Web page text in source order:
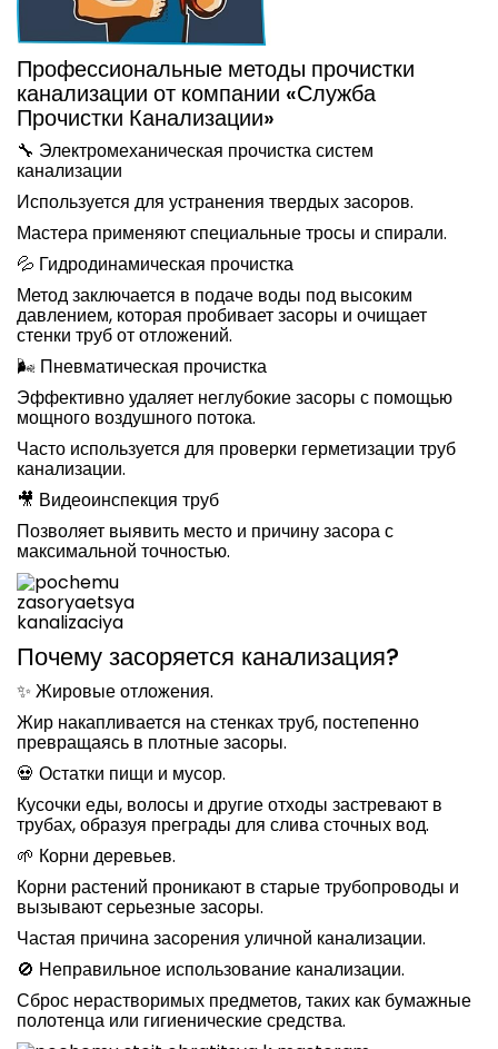
Профессиональные методы прочистки
канализации от компании «Служба
Прочистки Канализации»
🔧 Электромеханическая прочистка систем
канализации
Используется для устранения твердых засоров.
Мастера применяют специальные тросы и спирали.
💦 Гидродинамическая прочистка
Метод заключается в подаче воды под высоким
давлением, которая пробивает засоры и очищает
стенки труб от отложений.
🌬️ Пневматическая прочистка
Эффективно удаляет неглубокие засоры с помощью
мощного воздушного потока.
Часто используется для проверки герметизации труб
канализации.
🎥 Видеоинспекция труб
Позволяет выявить место и причину засора с
максимальной точностью.
Почему засоряется канализация?
✨ Жировые отложения.
Жир накапливается на стенках труб, постепенно
превращаясь в плотные засоры.
💀 Остатки пищи и мусор.
Кусочки еды, волосы и другие отходы застревают в
трубах, образуя преграды для слива сточных вод.
🌱 Корни деревьев.
Корни растений проникают в старые трубопроводы и
вызывают серьезные засоры.
Частая причина засорения уличной канализации.
🚫 Неправильное использование канализации.
Сброс нерастворимых предметов, таких как бумажные
полотенца или гигиенические средства.